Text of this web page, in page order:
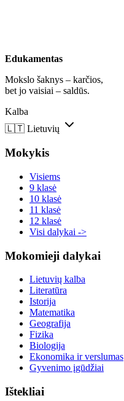
Edukamentas
Mokslo šaknys – karčios,
bet jo vaisiai – saldūs.
Kalba
🇱🇹 Lietuvių
Mokykis
Visiems
9 klasė
10 klasė
11 klasė
12 klasė
Visi dalykai ->
Mokomieji dalykai
Lietuvių kalba
Literatūra
Istorija
Matematika
Geografija
Fizika
Biologija
Ekonomika ir verslumas
Gyvenimo įgūdžiai
Ištekliai